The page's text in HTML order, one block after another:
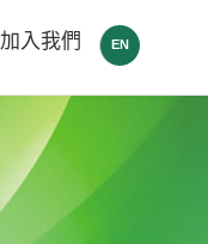
加入我們 EN